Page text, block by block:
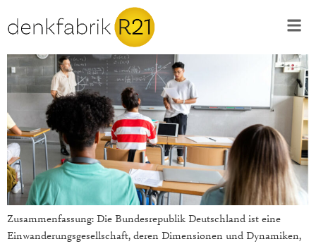
Zusammenfassung: Die Bundesrepublik Deutschland ist eine
Einwanderungsgesellschaft, deren Dimensionen und Dynamiken,